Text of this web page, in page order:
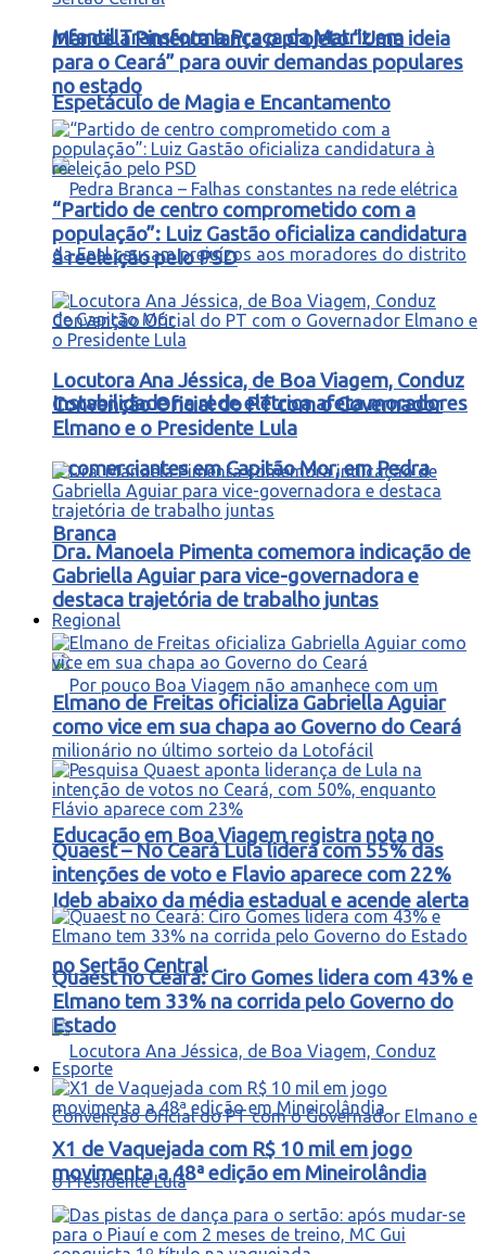
Infantil Transforma Praça da Matriz em
Espetáculo de Magia e Encantamento
Instabilidade na rede elétrica afeta moradores
e comerciantes em Capitão Mor, em Pedra
Branca
Regional
Educação em Boa Viagem registra nota no
Ideb abaixo da média estadual e acende alerta
no Sertão Central
Manoela Pimenta lança o projeto “Uma ideia
para o Ceará” para ouvir demandas populares
no estado
“Partido de centro comprometido com a
população”: Luiz Gastão oficializa candidatura
à reeleição pelo PSD
Locutora Ana Jéssica, de Boa Viagem, Conduz
Convenção Oficial do PT com o Governador
Elmano e o Presidente Lula
Dra. Manoela Pimenta comemora indicação de
Gabriella Aguiar para vice-governadora e
destaca trajetória de trabalho juntas
Elmano de Freitas oficializa Gabriella Aguiar
como vice em sua chapa ao Governo do Ceará
Quaest – No Ceará Lula lidera com 55% das
intenções de voto e Flavio aparece com 22%
Quaest no Ceará: Ciro Gomes lidera com 43% e
Elmano tem 33% na corrida pelo Governo do
Estado
Esporte
X1 de Vaquejada com R$ 10 mil em jogo
movimenta a 48ª edição em Mineirolândia